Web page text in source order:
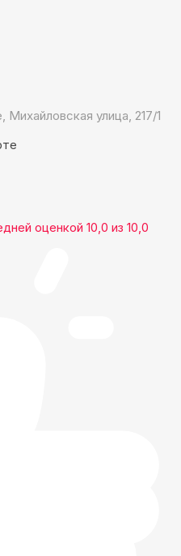
улица, 217/1
оценкой 10,0 из 10,0